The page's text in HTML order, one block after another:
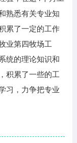
熟悉有关专业知
累了一定的工作
业第四牧场工
统的理论知识和
积累了一些的工
习，力争把专业